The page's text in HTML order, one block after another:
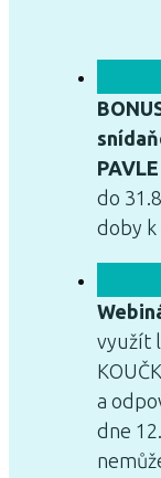
do
doby k
využít
a
dne